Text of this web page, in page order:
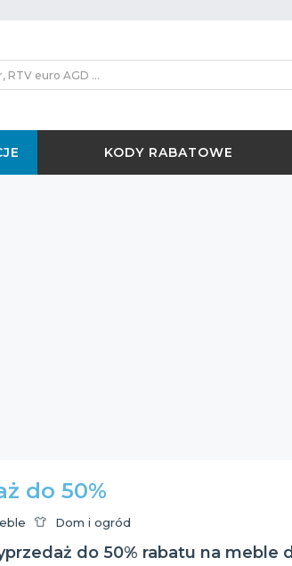
KODY RABATOWE
do 50%
Dom i ogród
do 50% rabatu na meble